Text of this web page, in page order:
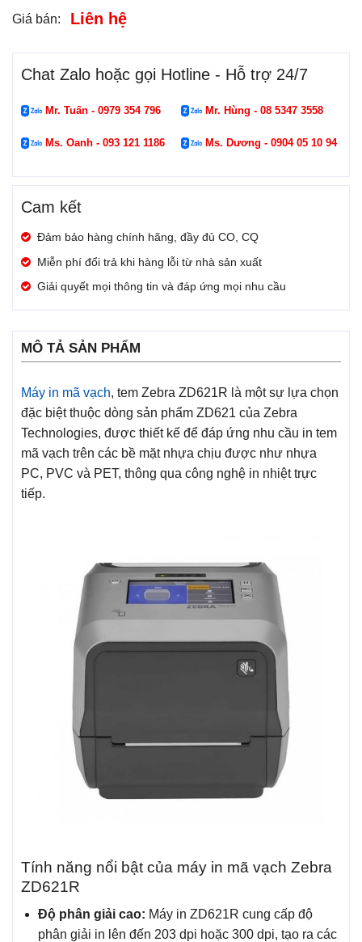
Giá bán: Liên hệ
Chat Zalo hoặc gọi Hotline - Hỗ trợ 24/7
Mr. Tuấn - 0979 354 796 Mr. Hùng - 08 5347 3558
Ms. Oanh - 093 121 1186 Ms. Dương - 0904 05 10 94
Cam kết
Đảm bảo hàng chính hãng, đầy đủ CO, CQ
Miễn phí đổi trả khi hàng lỗi từ nhà sản xuất
Giải quyết mọi thông tin và đáp ứng mọi nhu cầu
MÔ TẢ SẢN PHẨM
Máy in mã vạch, tem Zebra ZD621R là một sự lựa chọn
đặc biệt thuộc dòng sản phẩm ZD621 của Zebra
Technologies, được thiết kế để đáp ứng nhu cầu in tem
mã vạch trên các bề mặt nhựa chịu được như nhựa
PC, PVC và PET, thông qua công nghệ in nhiệt trực
tiếp.
Tính năng nổi bật của máy in mã vạch Zebra
ZD621R
Độ phân giải cao: Máy in ZD621R cung cấp độ
phân giải in lên đến 203 dpi hoặc 300 dpi, tạo ra các